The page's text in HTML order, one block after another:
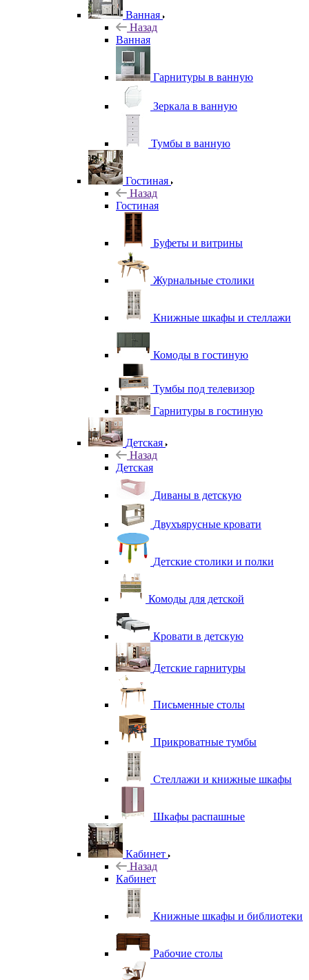
Ванная
Назад
Ванная
Гарнитуры в ванную
Зеркала в ванную
Тумбы в ванную
Гостиная
Назад
Гостиная
Буфеты и витрины
Журнальные столики
Книжные шкафы и стеллажи
Комоды в гостиную
Тумбы под телевизор
Гарнитуры в гостиную
Детская
Назад
Детская
Диваны в детскую
Двухъярусные кровати
Детские столики и полки
Комоды для детской
Кровати в детскую
Детские гарнитуры
Письменные столы
Прикроватные тумбы
Стеллажи и книжные шкафы
Шкафы распашные
Кабинет
Назад
Кабинет
Книжные шкафы и библиотеки
Рабочие столы